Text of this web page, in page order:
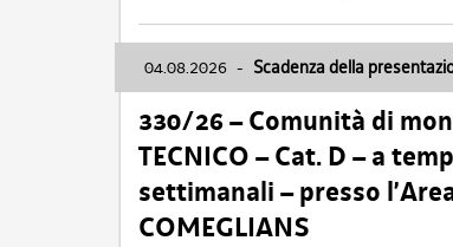
04.08.2026 - Scadenza della
330/26 – Comunità di
TECNICO – Cat. D – a
settimanali – presso
COMEGLIANS